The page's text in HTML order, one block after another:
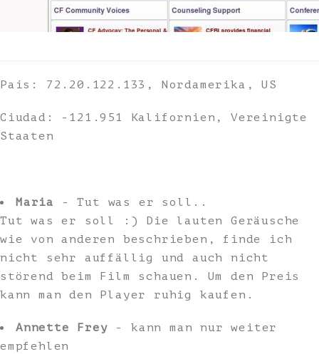
País: 72.20.122.133, Nordamerika, US
Ciudad: -121.951 Kalifornien, Vereinigte
Staaten
Maria
- Tut was er soll..
Tut was er soll :) Die lauten Geräusche
wie von anderen beschrieben, finde ich
nicht sehr auffällig und auch nicht
störend beim Film schauen. Um den Preis
kann man den Player ruhig kaufen.
Annette Frey - kann man nur weiter
empfehlen